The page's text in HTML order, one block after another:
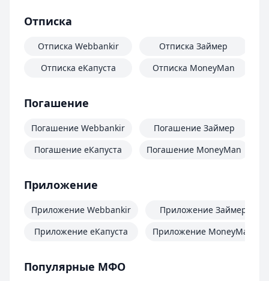
Отписка
Отписка Webbankir
Отписка еКапуста
Отписка Займер
Отписка MoneyMan
Погашение
Погашение Webbankir
Погашение еКапуста
Погашение Займер
Погашение MoneyMan
Приложение
Приложение Webbankir
Приложение еКапуста
Приложение Займер
Приложение MoneyMan
Популярные МФО